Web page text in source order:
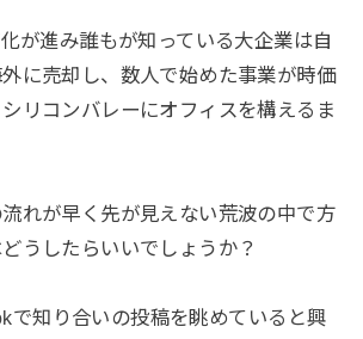
が進み誰もが知っている大企業は自
に売却し、 数人で始めた事業が時価
シリコンバレーにオフィスを構えるま
れが早く先が見えない荒波の中で方
うしたらいいでしょうか？
で知り合いの投稿を眺めていると興